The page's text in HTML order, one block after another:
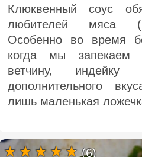
Клюквенный соус
любителей мяса
Особенно во время
когда мы запекаем
ветчину,
дополнительного
лишь маленькая
(6)